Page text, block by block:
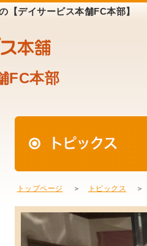
【デイサービス本舗FC本部】
FC本部
トップページ ＞ トピックス ＞